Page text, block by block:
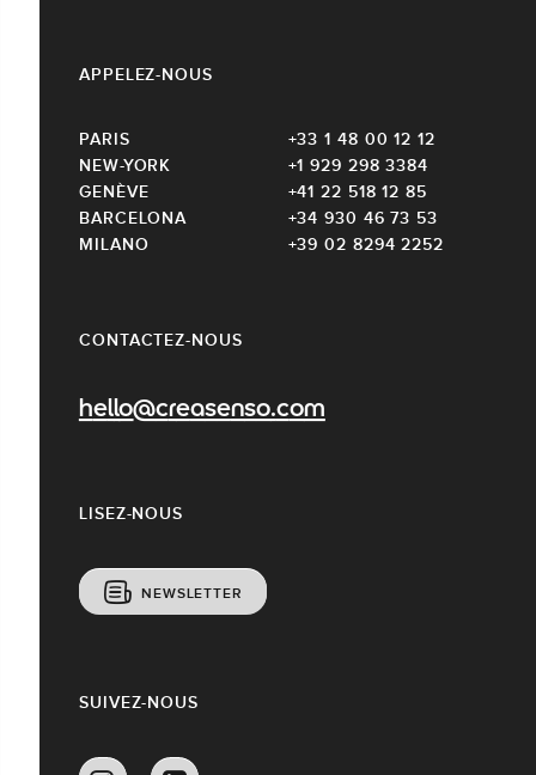
CONTACTEZ-NOUS
hello@creasenso.com
LISEZ-NOUS
NEWSLETTER
APPELEZ-NOUS
PARIS
+33 1 48 00 12 12
NEW-YORK
+1 929 298 3384
GENÈVE
+41 22 518 12 85
BARCELONA
+34 930 46 73 53
MILANO
+39 02 8294 2252
SUIVEZ-NOUS